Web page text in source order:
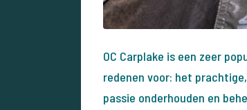
OC Carplake is een zeer
redenen voor: het
passie onderhouden en